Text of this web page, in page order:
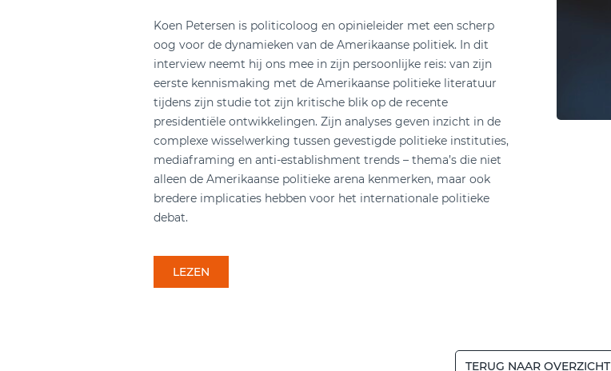
Koen Petersen is politicoloog en opinieleider met een scherp
oog voor de dynamieken van de Amerikaanse politiek. In dit
interview neemt hij ons mee in zijn persoonlijke reis: van zijn
eerste kennismaking met de Amerikaanse politieke literatuur
tijdens zijn studie tot zijn kritische blik op de recente
presidentiële ontwikkelingen. Zijn analyses geven inzicht in de
complexe wisselwerking tussen gevestigde politieke instituties,
mediaframing en anti-establishment trends – thema’s die niet
alleen de Amerikaanse politieke arena kenmerken, maar ook
bredere implicaties hebben voor het internationale politieke
debat.
LEZEN
TERUG NAAR OVERZICHT